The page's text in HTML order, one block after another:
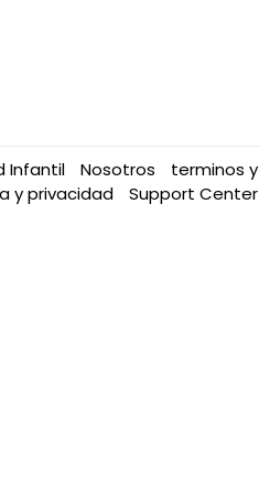
Infantil Nosotros
terminos y
y privacidad Support Center